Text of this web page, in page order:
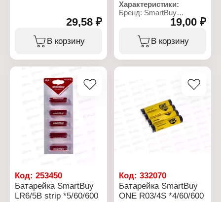
Тип упаковки: в блистере
Цена: за 1 шт
29,58 ₽
В корзину
Характеристики:
Бренд: SmartBuy
Артикул: SBBA-2A24S
Серия: ULTRA ALKALINE
Тип товара: Батарейка
Типоразмер: LR6, АА
Количество в упаковке: 4
Условия хранения: от -20
до +35 С
Взаимозаместимость:
MN1500, E91, KAA, AM3,
19,00 ₽
В корзину
Код: 253450
Батарейка SmartBuy
LR6/5B strip *5/60/600
Код:332070
Батарейка SmartBuy
ONE R03/4S *4/60/600